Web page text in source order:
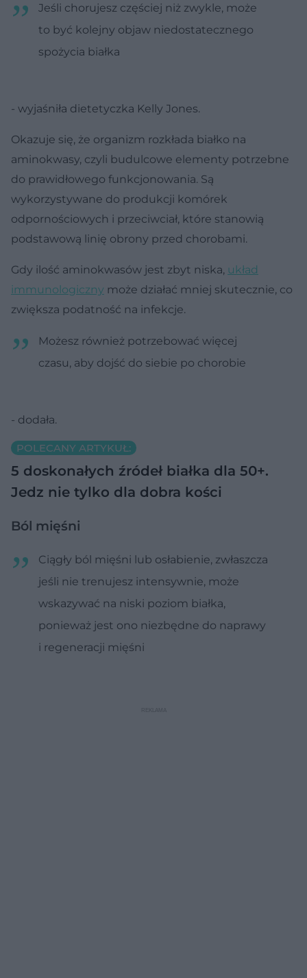
Jeśli chorujesz częściej niż zwykle, może
to być kolejny objaw niedostatecznego
spożycia białka
- wyjaśniła dietetyczka Kelly Jones.
Okazuje się, że organizm rozkłada białko na
aminokwasy, czyli budulcowe elementy potrzebne
do prawidłowego funkcjonowania. Są
wykorzystywane do produkcji komórek
odpornościowych i przeciwciał, które stanowią
podstawową linię obrony przed chorobami.
Gdy ilość aminokwasów jest zbyt niska, układ
immunologiczny może działać mniej skutecznie, co
zwiększa podatność na infekcje.
Możesz również potrzebować więcej
czasu, aby dojść do siebie po chorobie
- dodała.
POLECANY ARTYKUŁ:
5 doskonałych źródeł białka dla 50+.
Jedz nie tylko dla dobra kości
Ból mięśni
Ciągły ból mięśni lub osłabienie, zwłaszcza
jeśli nie trenujesz intensywnie, może
wskazywać na niski poziom białka,
ponieważ jest ono niezbędne do naprawy
i regeneracji mięśni